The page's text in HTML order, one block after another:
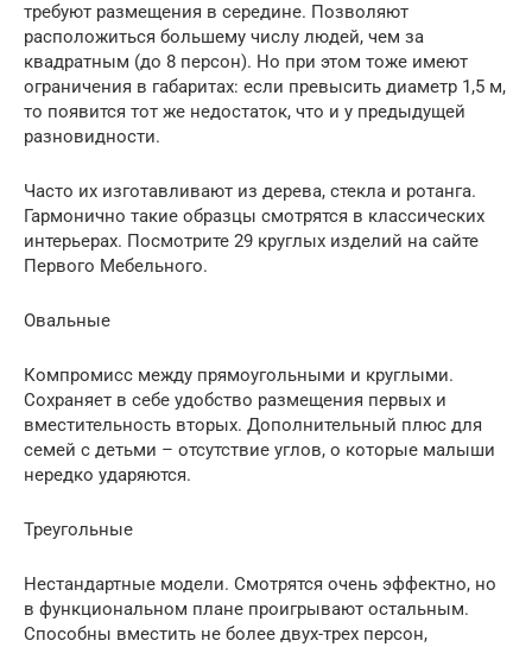
требуют размещения в середине. Позволяют
расположиться большему числу людей, чем за
квадратным (до 8 персон). Но при этом тоже имеют
ограничения в габаритах: если превысить диаметр 1,5 м,
то появится тот же недостаток, что и у предыдущей
разновидности.
Часто их изготавливают из дерева, стекла и ротанга.
Гармонично такие образцы смотрятся в классических
интерьерах. Посмотрите 29 круглых изделий на сайте
Первого Мебельного.
Овальные
Компромисс между прямоугольными и круглыми.
Сохраняет в себе удобство размещения первых и
вместительность вторых. Дополнительный плюс для
семей с детьми – отсутствие углов, о которые малыши
нередко ударяются.
Треугольные
Нестандартные модели. Смотрятся очень эффектно, но
в функциональном плане проигрывают остальным.
Способны вместить не более двух-трех персон,